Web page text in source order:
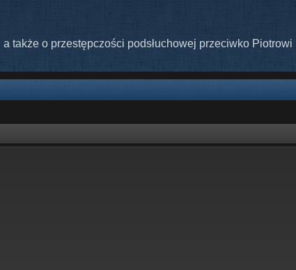
także o przestępczości podsłuchowej przeciwko